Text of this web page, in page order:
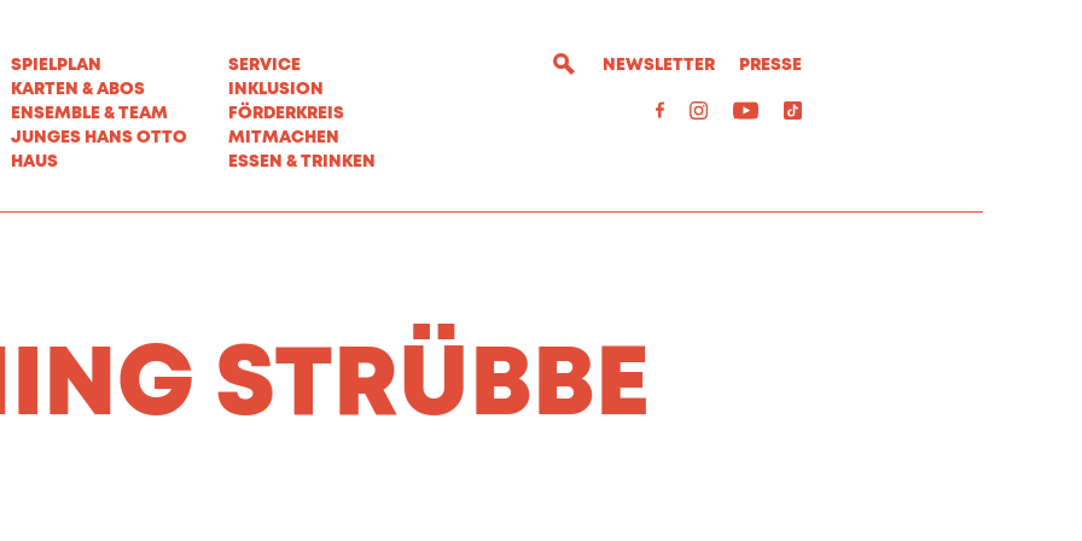
SPIELPLAN
KARTEN & ABOS
ENSEMBLE & TEAM
JUNGES HANS OTTO
HAUS
SERVICE
INKLUSION
FÖRDERKREIS
MITMACHEN
ESSEN & TRINKEN
NEWSLETTER PRESSE
STRÜBBE